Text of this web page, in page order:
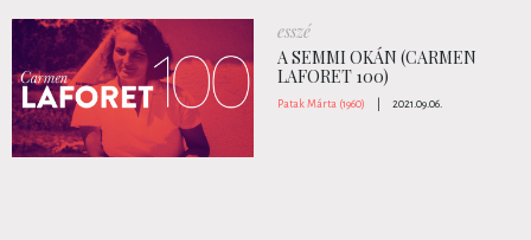
esszé
A SEMMI OKÁN (CARMEN
LAFORET 100)
Patak Márta (1960) 2021.09.06.